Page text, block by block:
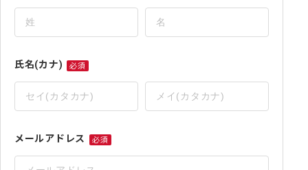
須
氏名(カナ) 必須
必
須
メールアドレス 必須